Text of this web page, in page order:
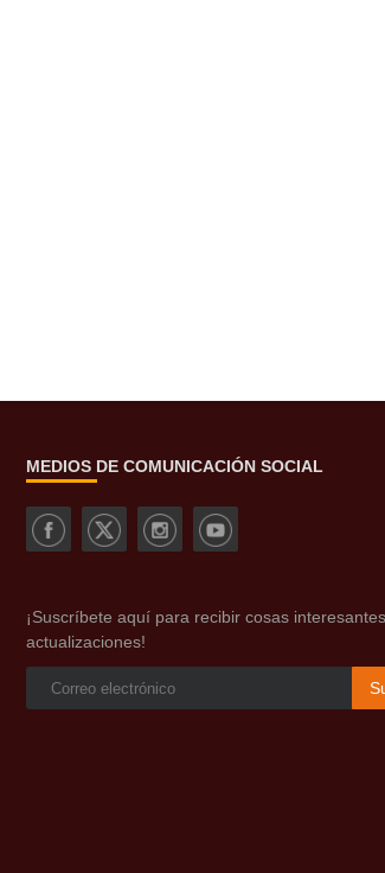
MEDIOS DE COMUNICACIÓN SOCIAL
¡Suscríbete aquí para recibir cosas
actualizaciones!